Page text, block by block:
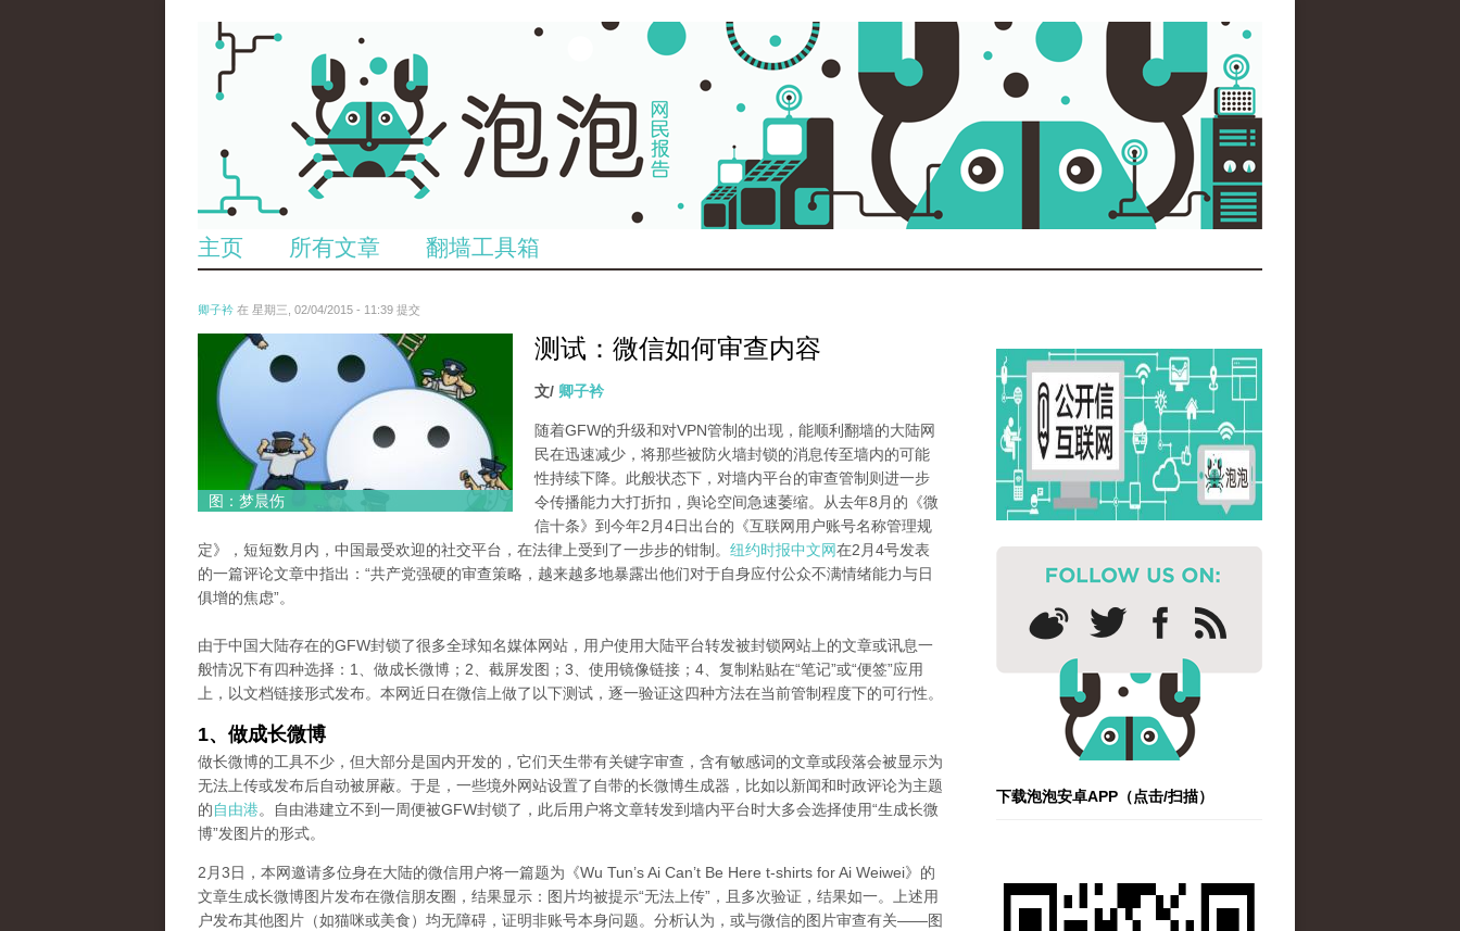
主页 所有文章 翻墙工具箱
卿子衿 在 星期三, 02/04/2015 - 11:39 提交
untitled.jpg
图：梦晨伤
测试：微信如何审查内容
文/ 卿子衿
随着GFW的升级和对VPN管制的出现，能顺利翻墙的大陆网
民在迅速减少，将那些被防火墙封锁的消息传至墙内的可能
性持续下降。此般状态下，对墙内平台的审查管制则进一步
令传播能力大打折扣，舆论空间急速萎缩。从去年8月的《微
信十条》到今年2月4日出台的《互联网用户账号名称管理规
定》，短短数月内，中国最受欢迎的社交平台，在法律上受到了一步步的钳制。 纽约时报中文网在2月4号发表
的一篇评论文章中指出：“共产党强硬的审查策略，越来越多地暴露出他们对于自身应付公众不满情绪能力与日
俱增的焦虑”。
由于中国大陆存在的GFW封锁了很多全球知名媒体网站，用户使用大陆平台转发被封锁网站上的文章或讯息一
般情况下有四种选择：1、做成长微博；2、截屏发图；3、使用镜像链接；4、复制粘贴在“笔记”或“便签”应用
上，以文档链接形式发布。本网近日在微信上做了以下测试，逐一验证这四种方法在当前管制程度下的可行性。
1、做成长微博
做长微博的工具不少，但大部分是国内开发的，它们天生带有关键字审查，含有敏感词的文章或段落会被显示为
无法上传或发布后自动被屏蔽。于是，一些境外网站设置了自带的长微博生成器，比如以新闻和时政评论为主题
的自由港。自由港建立不到一周便被GFW封锁了，此后用户将文章转发到墙内平台时大多会选择使用“生成长微
博”发图片的形式。
2月3日，本网邀请多位身在大陆的微信用户将一篇题为《Wu Tun’s Ai Can’t Be Here t-shirts for Ai Weiwei》的
文章生成长微博图片发布在微信朋友圈，结果显示：图片均被提示“无法上传”，且多次验证，结果如一。上述用
户发布其他图片（如猫咪或美食）均无障碍，证明非账号本身问题。分析认为，或与微信的图片审查有关——图
下载泡泡安卓APP（点击/扫描）